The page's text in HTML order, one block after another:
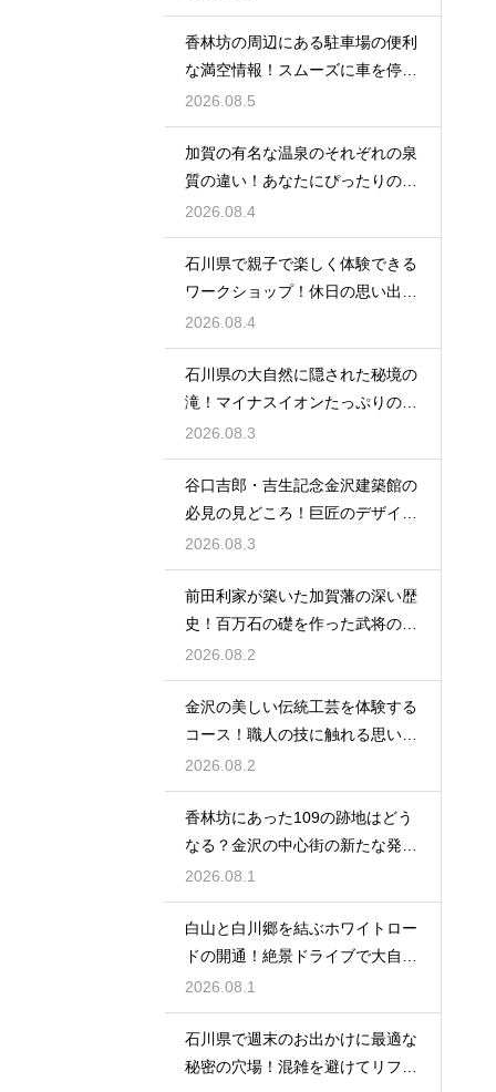
香林坊の周辺にある駐車場の便利
な満空情報！スムーズに車を停め
る裏技
2026.08.5
加賀の有名な温泉のそれぞれの泉
質の違い！あなたにぴったりの名
湯を探す
2026.08.4
石川県で親子で楽しく体験できる
ワークショップ！休日の思い出作
りに最適
2026.08.4
石川県の大自然に隠された秘境の
滝！マイナスイオンたっぷりの癒
やし空間
2026.08.3
谷口吉郎・吉生記念金沢建築館の
必見の見どころ！巨匠のデザイン
の神髄
2026.08.3
前田利家が築いた加賀藩の深い歴
史！百万石の礎を作った武将の生
涯に迫る
2026.08.2
金沢の美しい伝統工芸を体験する
コース！職人の技に触れる思い出
作りの旅
2026.08.2
香林坊にあった109の跡地はどう
なる？金沢の中心街の新たな発展
と未来
2026.08.1
白山と白川郷を結ぶホワイトロー
ドの開通！絶景ドライブで大自然
を満喫
2026.08.1
石川県で週末のお出かけに最適な
秘密の穴場！混雑を避けてリフレ